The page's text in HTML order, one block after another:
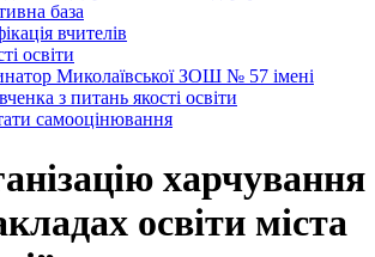
база
вчителів
освіти
Миколаївської ЗОШ № 57 імені
з питань якості освіти
самооцінювання
харчування
освіти міста